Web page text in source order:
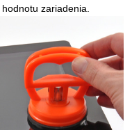
zariadenia.